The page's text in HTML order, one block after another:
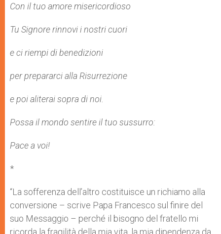
Con il tuo amore misericordioso
Tu Signore rinnovi i nostri cuori
e ci riempi di benedizioni
per prepararci alla Risurrezione
e poi aliterai sopra di noi.
Possa il mondo sentire il tuo sussurro:
Pace a voi!
*
“La sofferenza dell’altro costituisce un richiamo alla
conversione – scrive Papa Francesco sul finire del
suo Messaggio – perché il bisogno del fratello mi
ricorda la fragilità della mia vita, la mia dipendenza da